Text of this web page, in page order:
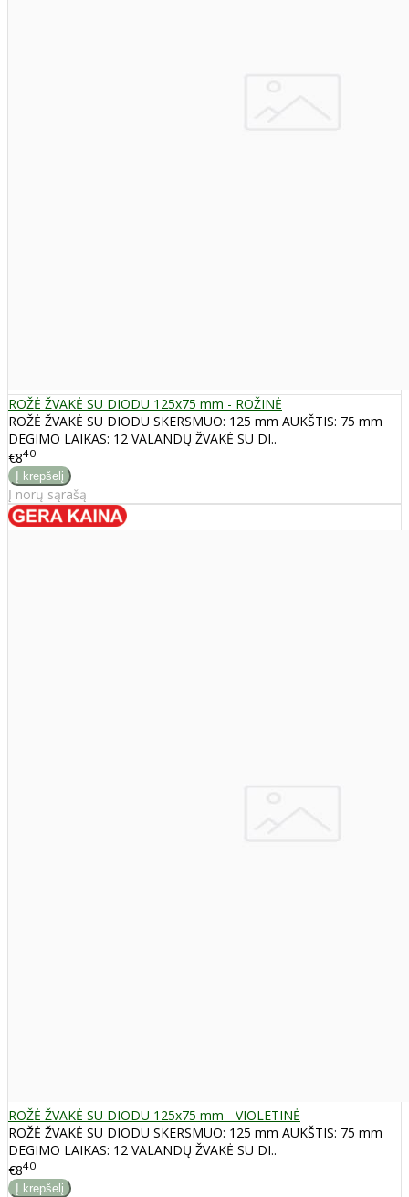
ROŽĖ ŽVAKĖ SU DIODU 125x75 mm - ROŽINĖ
ROŽĖ ŽVAKĖ SU DIODU SKERSMUO: 125 mm AUKŠTIS: 75 mm
DEGIMO LAIKAS: 12 VALANDŲ ŽVAKĖ SU DI..
€840
Į norų sąrašą
ROŽĖ ŽVAKĖ SU DIODU 125x75 mm - VIOLETINĖ
ROŽĖ ŽVAKĖ SU DIODU SKERSMUO: 125 mm AUKŠTIS: 75 mm
DEGIMO LAIKAS: 12 VALANDŲ ŽVAKĖ SU DI..
€840